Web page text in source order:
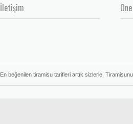
İletişim
En beğenilen tiramisu tarifleri artık sizlerle.